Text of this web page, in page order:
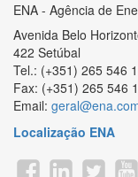
ENA - Agência de
Avenida Belo
422 Setúbal
Tel.: (+351) 265 546
Fax: (+351) 265 546
Email:
Localização ENA